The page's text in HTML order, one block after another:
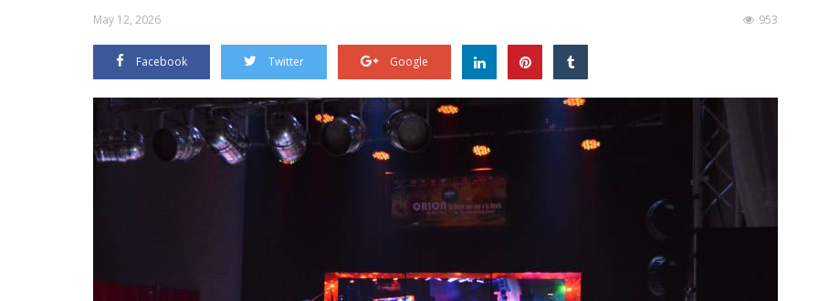
May 12, 2026 953
Facebook Twitter Google